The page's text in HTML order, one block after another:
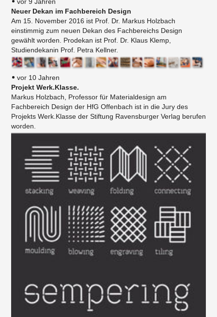
vor 9 Jahren
Neuer Dekan im Fachbereich Design
Am 15. November 2016 ist Prof. Dr. Markus Holzbach
einstimmig zum neuen Dekan des Fachbereichs Design
gewählt worden. Prodekan ist Prof. Dr. Klaus Klemp,
Studiendekanin Prof. Petra Kellner.
vor 10 Jahren
Projekt Werk.Klasse.
Markus Holzbach, Professor für Materialdesign am
Fachbereich Design der HfG Offenbach ist in die Jury des
Projekts Werk.Klasse der Stiftung Ravensburger Verlag berufen
worden.